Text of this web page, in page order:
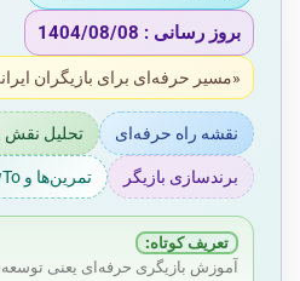
بروز رسانی : 1404/08/08
«مسیر حرفه‌ای برای بازیگران
نقشه راه حرفه‌ای تحلیل نقش
برندسازی بازیگر تمرین‌ها و HowTo
تعریف کوتاه:
آموزش بازیگری حرفه‌ای یعنی